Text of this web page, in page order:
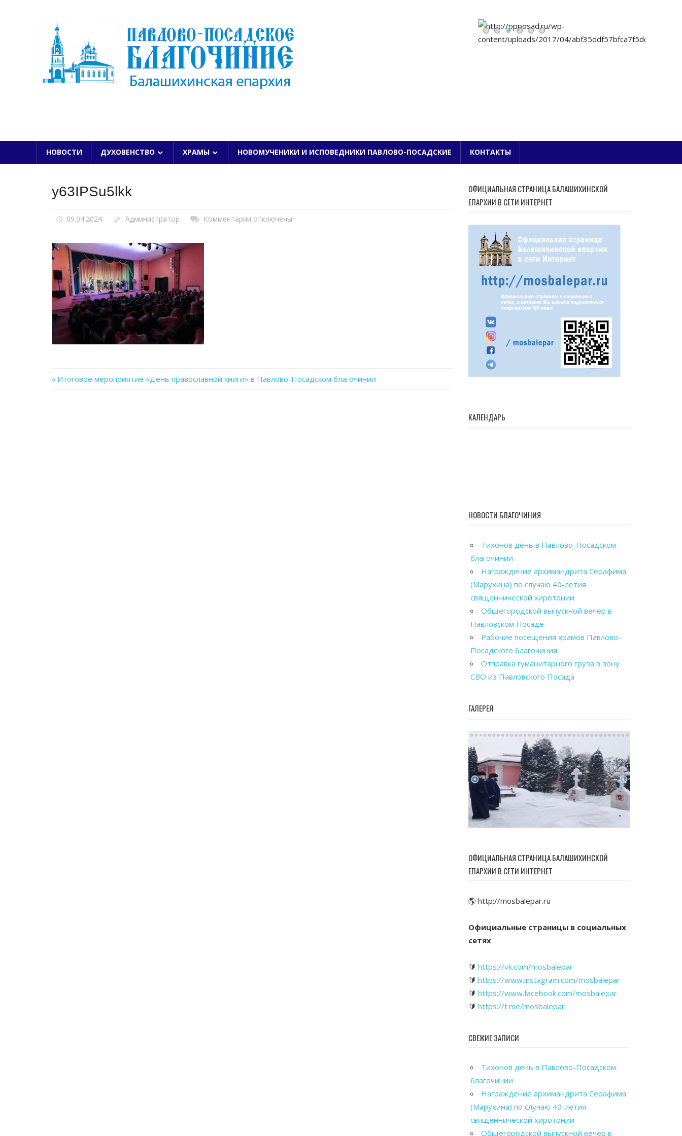
ПАВЛОВО-ПОСАДСКОЕ БЛАГОЧИНИЕ
НОВОСТИ ДУХОВЕНСТВО ХРАМЫ НОВОМУЧЕНИКИ И ИСПОВЕДНИКИ ПАВЛОВО-ПОСАДСКИЕ КОНТАКТЫ
y63IPSu5lkk
09.04.2024 Администратор Комментарии котключены
Previous
Итоговое мероприятие «День православной книги» в Павлово-Посадском благочинии
ОФИЦИАЛЬНАЯ СТРАНИЦА БАЛАШИХИНСКОЙ
ЕПАРХИИ В СЕТИ ИНТЕРНЕТ
КАЛЕНДАРЬ
НОВОСТИ БЛАГОЧИНИЯ
Тихонов день в Павлово-Посадском
благочинии
Награждение архимандрита Серафима
(Марухина) по случаю 40-летия
священнической хиротонии
Общегородской выпускной вечер в
Павловском Посаде
Рабочие посещения храмов Павлово-
Посадского благочиния
Отправка гуманитарного груза в зону
СВО из Павловского Посада
ГАЛЕРЕЯ
ОФИЦИАЛЬНАЯ СТРАНИЦА БАЛАШИХИНСКОЙ
ЕПАРХИИ В СЕТИ ИНТЕРНЕТ
🌎 http://mosbalepar.ru
Официальные страницы в социальных
сетях
🔰 https://vk.com/mosbalepar
🔰 https://www.instagram.com/mosbalepar
🔰 https://www.facebook.com/mosbalepar
🔰 https://t.me/mosbalepar
СВЕЖИЕ ЗАПИСИ
Тихонов день в Павлово-Посадском
благочинии
Награждение архимандрита Серафима
(Марухина) по случаю 40-летия
священнической хиротонии
Общегородской выпускной вечер в